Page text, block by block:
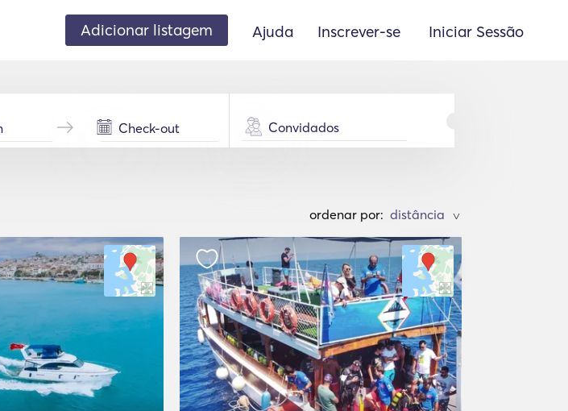
Adicionar listagem Ajuda Inscrever-se Iniciar Sessão
Convidados
ordenar por: >